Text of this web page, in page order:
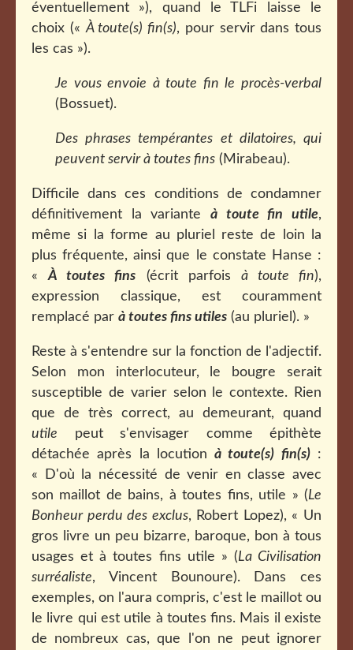
éventuellement »), quand le TLFi laisse le
choix («À toute(s) fin(s), pour servir dans tous
les cas »).
Je vous envoie à toute fin le procès-verbal
(Bossuet).
Des phrases tempérantes et dilatoires, qui
peuvent servir à toutes fins (Mirabeau).
Difficile dans ces conditions de condamner
définitivement la variante à toute fin utile,
même si la forme au pluriel
reste de loin la
plus fréquente, ainsi que le constate Hanse :
«À toutes fins (écrit parfois à toute fin),
expression classique, est couramment
remplacé par à toutes fins utiles (au pluriel). »
Reste à s'entendre sur la fonction de l'adjectif.
Selon mon interlocuteur, le bougre serait
susceptible de varier selon le contexte. Rien
que de très correct, au demeurant, quand
utile peut s'envisager comme épithète
détachée après la locutionà toute(s) fin(s):
« D'où la nécessité de venir en classe avec
son maillot de bains, à toutes fins, utile » (Le
Bonheur perdu des exclus, Robert Lopez), « Un
gros livre un peu bizarre, baroque, bon à tous
usages et à toutes fins utile » (La Civilisation
surréaliste, Vincent Bounoure). Dans ces
exemples, on l'aura compris, c'est le maillot ou
le livre qui est utile à toutes fins. Mais il existe
de nombreux cas, que l'on ne peut ignorer